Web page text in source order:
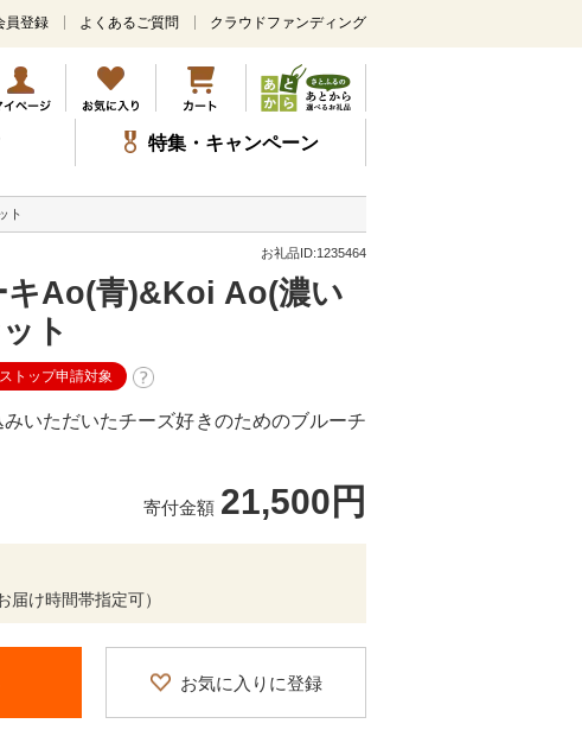
メ
ン
コ
ン
テ
ツ
ッ
員登録 よくあるご質問 クラウドファンディング
特集・キャンペーン
ト
お礼品ID:1235464
キAo(青)&Koi Ao(濃い
ト
トップ申請対象
いただいたチーズ好きのためのブルーチ
寄付金額 21,500円
け時間帯指定可）
お気に入りに登録